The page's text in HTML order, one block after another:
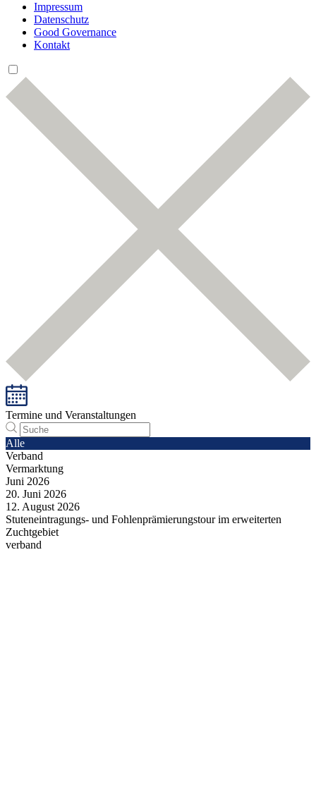
Impressum
Datenschutz
Good Governance
Kontakt
Termine und Veranstaltungen
Alle
Verband
Vermarktung
Juni 2026
20. Juni 2026
12. August 2026
Stuteneintragungs- und Fohlenprämierungstour im erweiterten
Zuchtgebiet
verband